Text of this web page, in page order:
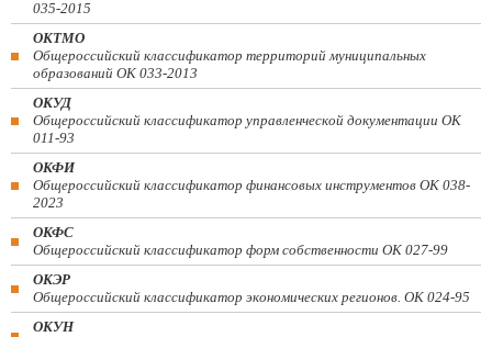
035-2015
ОКТМО
Общероссийский классификатор территорий муниципальных
образований ОК 033-2013
ОКУД
Общероссийский классификатор управленческой документации ОК
011-93
ОКФИ
Общероссийский классификатор финансовых инструментов OK 038-
2023
ОКФС
Общероссийский классификатор форм собственности ОК 027-99
ОКЭР
Общероссийский классификатор экономических регионов. ОК 024-95
ОКУН